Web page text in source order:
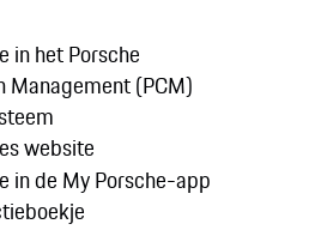
in het Porsche
Management (PCM)
website
in de My Porsche-app